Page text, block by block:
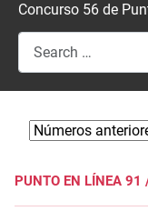
Concurso 56 de
Search
PUNTO EN LÍNEA